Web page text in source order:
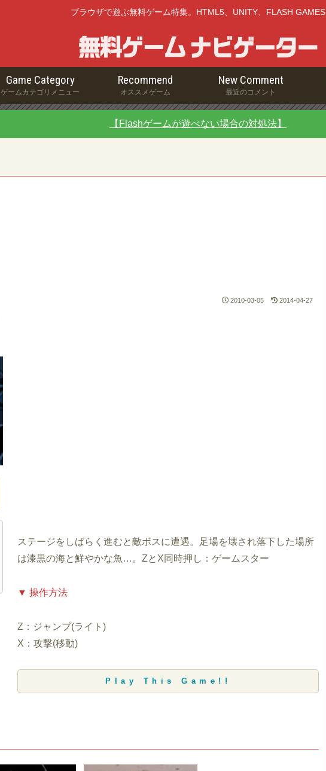
ブラウザで遊ぶ無料ゲーム特集。HTML5、UNITY、FLASH GAMES
Game Category
ゲームカテゴリメニュー
Recommend
オススメゲーム
New Comment
最近のコメント
【Flashゲームが遊べない場合の対処法】
2010-03-05 2014-04-27
ステージをしばらく進むと敵ボスに遭遇。足場を壊され落下した場所
は漆黒の海と鮮やかな魚…。ZとX同時押し：ゲームスター
▼ 操作方法
Z：ジャンプ(ライト)
X：攻撃(移動)
Play This Game!!